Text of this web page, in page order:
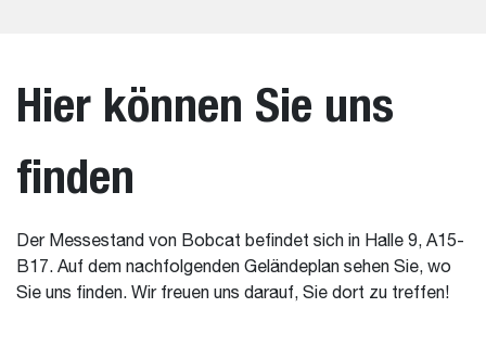
Hier können Sie uns
finden
Der Messestand von Bobcat befindet sich in Halle 9, A15-
B17. Auf dem nachfolgenden Geländeplan sehen Sie, wo
Sie uns finden. Wir freuen uns darauf, Sie dort zu treffen!